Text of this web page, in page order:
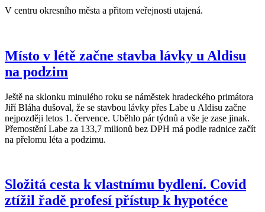
V centru okresního města a přitom veřejnosti utajená.
Místo v létě začne stavba lávky u Aldisu
na podzim
Ještě na sklonku minulého roku se náměstek hradeckého primátora
Jiří Bláha dušoval, že se stavbou lávky přes Labe u Aldisu začne
nejpozději letos 1. července. Uběhlo pár týdnů a vše je zase jinak.
Přemostění Labe za 133,7 milionů bez DPH má podle radnice začít
na přelomu léta a podzimu.
Složitá cesta k vlastnímu bydlení. Covid
ztížil řadě profesí přístup k hypotéce